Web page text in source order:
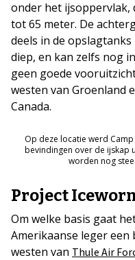
onder het ijsoppervlak,
tot 65 meter. De
deels in de
diep, en kan zelfs nog
geen goede
westen van Groenland
Canada.
Op deze locatie werd
bevindingen over de ijskap
worden nog
Project
Om welke basis gaat
Amerikaanse leger
westen van Thule Air